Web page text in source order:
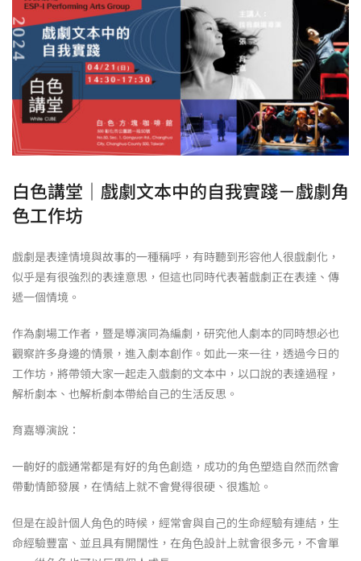
白色講堂｜戲劇文本中的自我實踐－戲劇角
色工作坊
戲劇是表達情境與故事的一種稱呼，有時聽到形容他人很戲劇化，
似乎是有很強烈的表達意思，但這也同時代表著戲劇正在表達、傳
遞一個情境。
作為劇場工作者，暨是導演同為編劇，研究他人劇本的同時想必也
觀察許多身邊的情景，進入劇本創作。如此一來一往，透過今日的
工作坊，將帶領大家一起走入戲劇的文本中，以口說的表達過程，
解析劇本、也解析劇本帶給自己的生活反思。
育嘉導演說：
⼀齣好的戲通常都是有好的⾓⾊創造，成功的⾓⾊塑造⾃然⽽然會
帶動情節發展，在情結上就不會覺得很硬、很尷尬。
但是在設計個⼈⾓⾊的時候，經常會與⾃⼰的⽣命經驗有連結，⽣
命經驗豐富、並且具有開闊性，在⾓⾊設計上就會很多元，不會單